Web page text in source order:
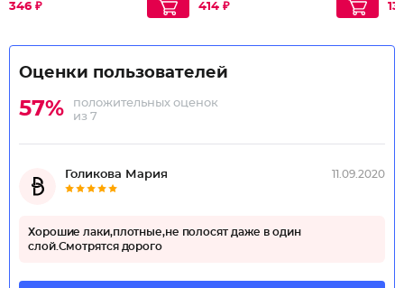
346 ₽ 414 ₽
Оценки пользователей
57%
положительных оценок
из 7
Голикова Мария 11.09.2020
Хорошие лаки,плотные,не полосят даже в один
слой.Смотрятся дорого